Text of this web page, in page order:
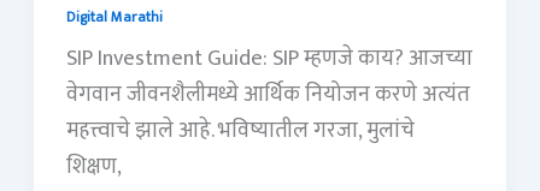
Digital Marathi
SIP Investment Guide: SIP म्हणजे काय? आजच्या
वेगवान जीवनशैलीमध्ये आर्थिक नियोजन करणे अत्यंत
महत्त्वाचे झाले आहे. भविष्यातील गरजा, मुलांचे
शिक्षण,
करण्याचा
संपूर्ण
मार्गदर्शक